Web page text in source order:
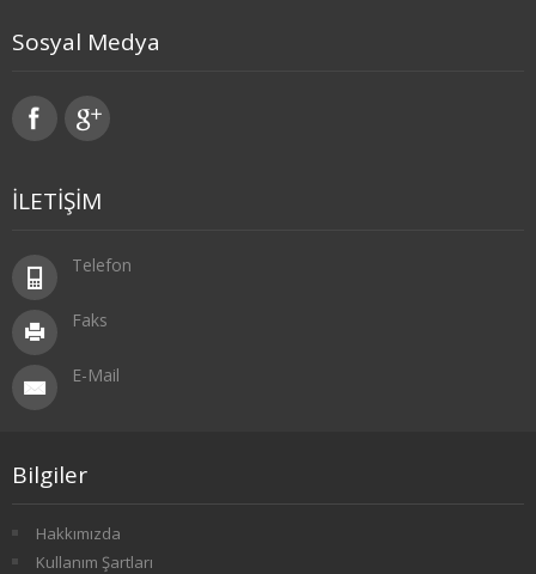
1. SINIF 2. YARIYIL SOSYOLOJİ
2. SINIF 3. YARIYIL SOSYOLOJİ
3. SINIF 5. YARIYIL SOSYOLOJİ
3. SINIF 6. YARIYIL SOSYOLOJİ
4. SINIF 7. YARIYIL SOSYOLOJİ
4. SINIF 8. YARIYIL SOSYOLOJİ
1. SINIF 1. YARIYIL TARİH
1. SINIF 2. YARIYIL TARİH
Sosyal Medya
İLETİŞİM
Telefon
Faks
E-Mail
Bilgiler
Hakkımızda
Kullanım Şartları